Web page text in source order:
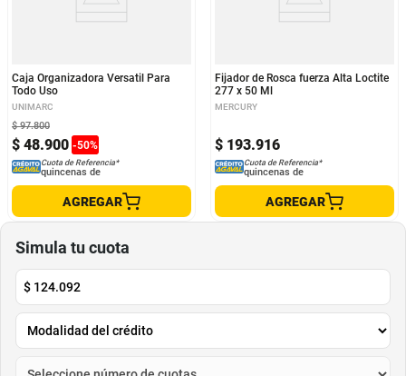
Caja Organizadora Versatil Para
Todo Uso
UNIMARC
$ 48.900 -50%
$ 97.800
Cuota de Referencia*
quincenas de
AGREGAR
Fijador de Rosca fuerza Alta Loctite
277 x 50 Ml
MERCURY
$ 193.916
Cuota de Referencia*
quincenas de
AGREGAR
Simula tu cuota
$ 124.092